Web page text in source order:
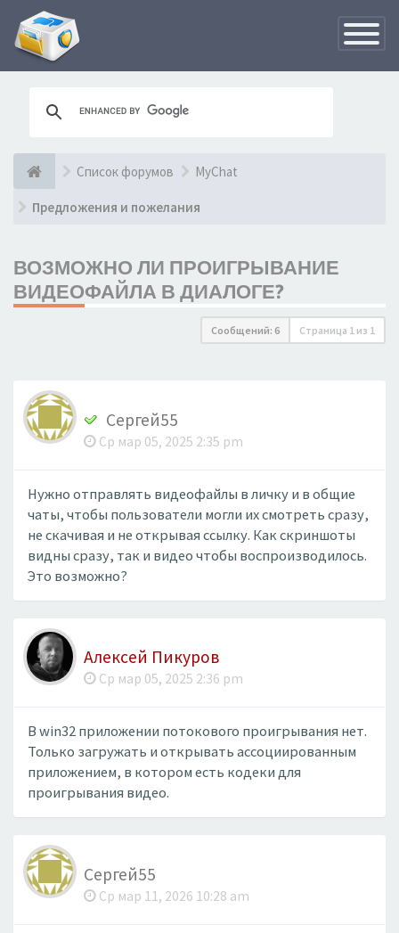
Список форумов MyChat
Предложения и пожелания
ВОЗМОЖНО ЛИ ПРОИГРЫВАНИЕ
ВИДЕОФАЙЛА В ДИАЛОГЕ?
Сообщений: 6 Страница 1 из 1
Сергей55
Ср мар 05, 2025 2:35 pm
Нужно отправлять видеофайлы в личку и в общие
чаты, чтобы пользователи могли их смотреть сразу,
не скачивая и не открывая ссылку. Как скриншоты
видны сразу, так и видео чтобы воспроизводилось.
Это возможно?
Алексей Пикуров
Ср мар 05, 2025 2:36 pm
В win32 приложении потокового проигрывания нет.
Только загружать и открывать ассоциированным
приложением, в котором есть кодеки для
проигрывания видео.
Сергей55
Ср мар 11, 2026 10:28 am